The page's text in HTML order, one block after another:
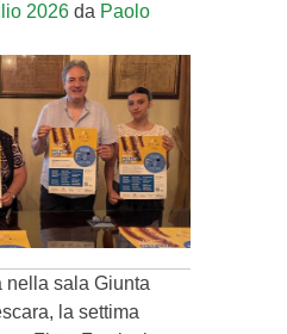
2026da Paolo
nella sala Giunta
la settima